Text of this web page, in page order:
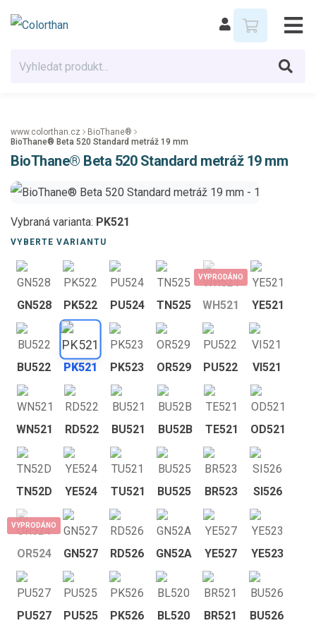
www.colorthan.cz
BioThane®
BioThane® Beta 520 Standard metráž 19 mm
BioThane® Beta 520 Standard metráž 19 mm
Vybraná varianta: PK521
VYBERTE VARIANTU
GN528 PK522 PU524 TN525
VYPRODÁNO
WH521 YE521
BU522 PK521 PK523 OR529 PU522 VI521
WN521 RD522 BU521 BU52B TE521 OD521
TN52D YE524 TU521 BU525 BR523 SI526
VYPRODÁNO
OR524 GN527 RD526 GN52A YE527 YE523
PU527 PU525 PK526 BL520 BR521 BU526